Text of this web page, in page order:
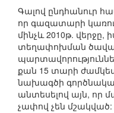
Գալով ընդհանուր
որ գազատարի
մինչև 2010թ.
տեղափոխման
քան 15 տարի
նախագծի
անտեսելով այն, որ
չափով չեն մշակված: